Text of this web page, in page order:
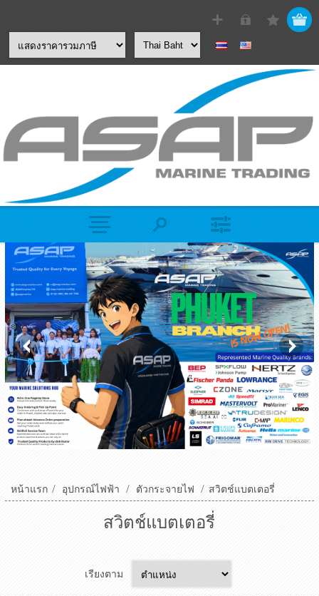
หน้าแรก / อุปกรณ์ไฟฟ้า / ตัวกระจายไฟ / สวิตช์แบตเตอรี่
สวิตช์แบตเตอรี่
เรียงตาม